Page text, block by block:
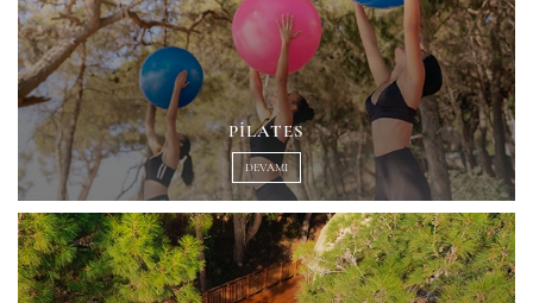
PILATES
DEVAMI